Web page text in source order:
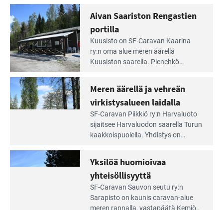
rannalla
pääsee
irti
arjesta
tarjoaa ympäris­töineen kauniit
maisemat ja loistavat virkistäytymis­
mahdollisuudet.
Lue
Leirintäoppaan
artikkeli:
Aivan
Saariston
Rengastien
portilla
Aivan Saariston Rengastien
portilla
Kuusisto on SF-Caravan Kaarina
ry:n oma alue meren äärellä
Kuusiston saarella. Pie­nehkö
äärellä
ja
Meren äärellä ja vehreän
virkistysalueen laidalla
SF-Caravan Piikkiö ry:n Harvaluoto
sijait­see Harvaluodon saarella Turun
kaakkois­puolella. Yhdistys on
virkistysalueesta.
Yksilöä huomioivaa
yhteisöllisyyttä
SF-Caravan Sauvon seutu ry:n
Sarapisto on kaunis caravan-alue
meren rannalla, vasta­päätä Kemiön